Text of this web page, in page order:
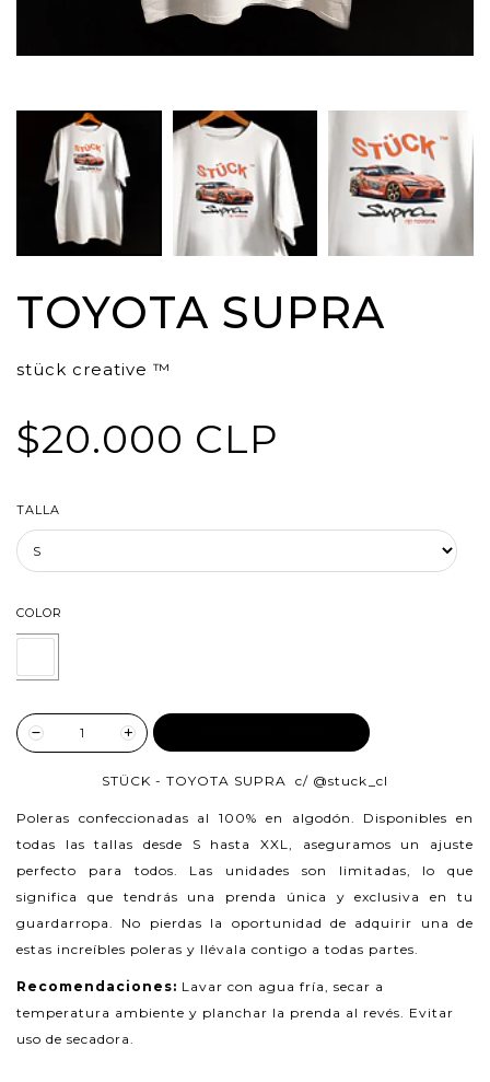
TOYOTA SUPRA
stück creative ™
$20.000 CLP
TALLA
COLOR
STÜCK - TOYOTA SUPRA c/ @stuck_cl
Poleras confeccionadas al 100% en algodón. Disponibles en
todas las tallas desde S hasta XXL, aseguramos un ajuste
perfecto para todos. Las unidades son limitadas, lo que
significa que tendrás una prenda única y exclusiva en tu
guardarropa. No pierdas la oportunidad de adquirir una de
estas increíbles poleras y llévala contigo a todas partes.
Recomendaciones: Lavar con agua fría, secar a
temperatura ambiente y planchar la prenda al revés. Evitar
uso de secadora.